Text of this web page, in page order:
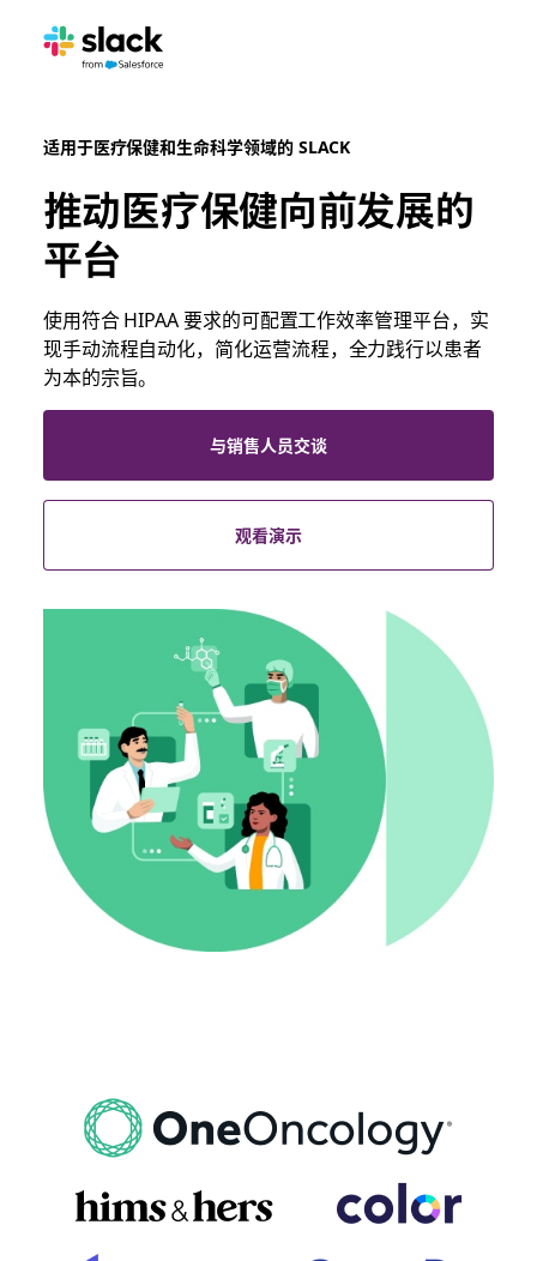
适用于医疗保健和生命科学领域的 SLACK
推动医疗保健向前发展的
平台
使用符合 HIPAA 要求的可配置工作效率管理平台，实
现手动流程自动化，简化运营流程，全力践行以患者
为本的宗旨。
与销售人员交谈
观看演示